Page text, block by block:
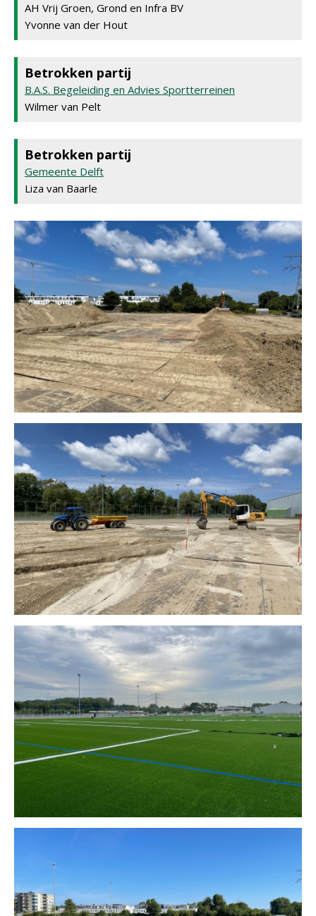
AH Vrij Groen, Grond en Infra BV
Yvonne van der Hout
Betrokken partij
B.A.S. Begeleiding en Advies Sportterreinen
Wilmer van Pelt
Betrokken partij
Gemeente Delft
Liza van Baarle